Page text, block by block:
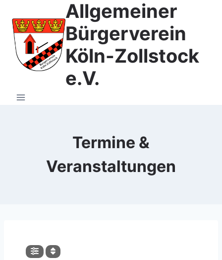
Inhalt
springen
Allgemeiner
Bürgerverein
Köln-Zollstock
e.V.
Termine &
Veranstaltungen